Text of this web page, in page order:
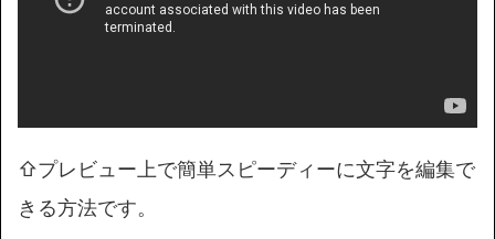
⇧プレビュー上で簡単スピーディーに文字を編集で
きる方法です。